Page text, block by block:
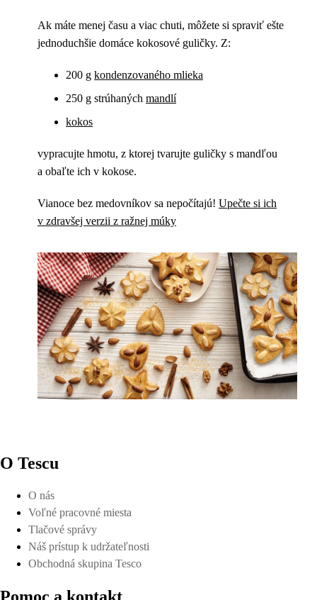
Ak máte menej času a viac chuti, môžete si spraviť ešte
jednoduchšie domáce kokosové guličky. Z:
200 g kondenzovaného mlieka
250 g strúhaných mandlí
kokos
vypracujte hmotu, z ktorej tvarujte guličky s mandľou
a obaľte ich v kokose.
Vianoce bez medovníkov sa nepočítajú! Upečte si ich
v zdravšej verzii z ražnej múky
O Tescu
O nás
Voľné pracovné miesta
Tlačové správy
Náš prístup k udržateľnosti
Obchodná skupina Tesco